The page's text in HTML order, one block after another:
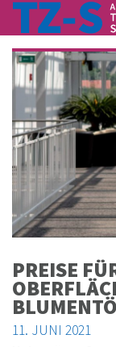
PREISE
11. JUNI 2021